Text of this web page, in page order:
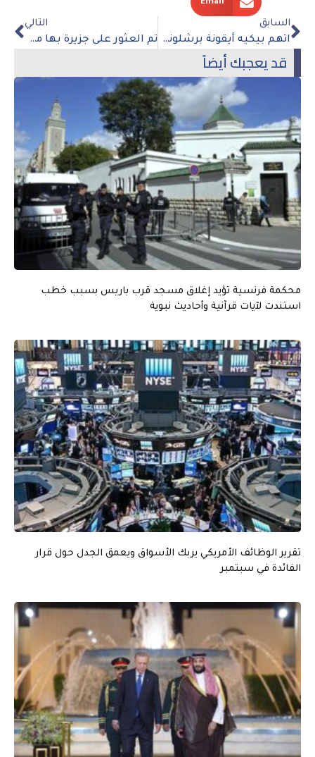
Email
السابق
اتهم بيكيه أيقونة برشلونة بالتخطيط لمؤامرة سعودية بالملايين
التالي
تم العثور على جزيرة بها معدل الأجسام المضادة لـ كوفيد بنسبة 99 ٪
قد يعجبك أيضاً
محكمة فرنسية تؤيد إغلاق مسجد قرب باريس بسبب خطب
استندت لآيات قرآنية وأحاديث نبوية
تقرير الوظائف الأمريكي يربك الأسواق ويعمق الجدل حول قرار
الفائدة في سبتمبر